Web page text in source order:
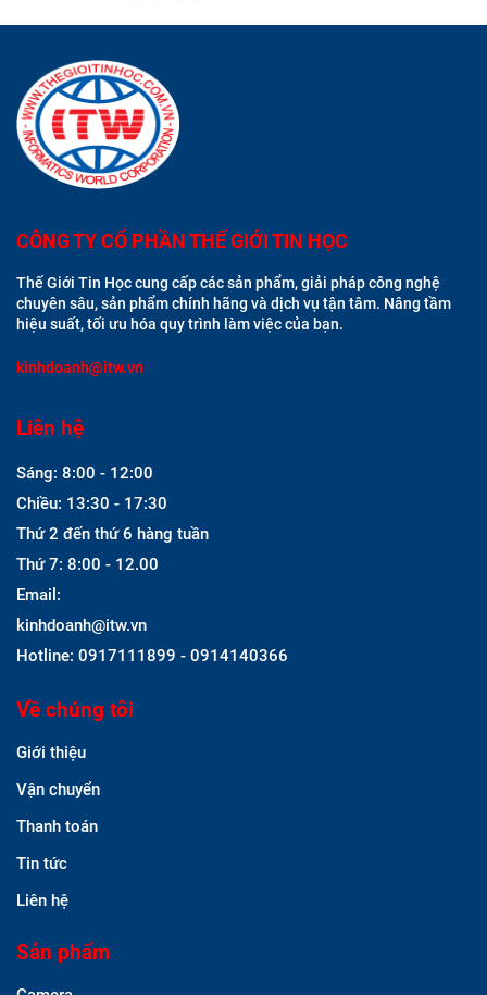
CÔNG TY CỔ PHẦN THẾ GIỚI TIN HỌC
Thế Giới Tin Học cung cấp các sản phẩm, giải pháp công nghệ
chuyên sâu, sản phẩm chính hãng và dịch vụ tận tâm. Nâng tầm
hiệu suất, tối ưu hóa quy trình làm việc của bạn.
kinhdoanh@itw.vn
Liên hệ
Sáng: 8:00 - 12:00
Chiều: 13:30 - 17:30
Thứ 2 đến thứ 6 hàng tuần
Thứ 7: 8:00 - 12.00
Email:
kinhdoanh@itw.vn
Hotline: 0917111899 - 0914140366
Về chúng tôi
Giới thiệu
Vận chuyển
Thanh toán
Tin tức
Liên hệ
Sản phẩm